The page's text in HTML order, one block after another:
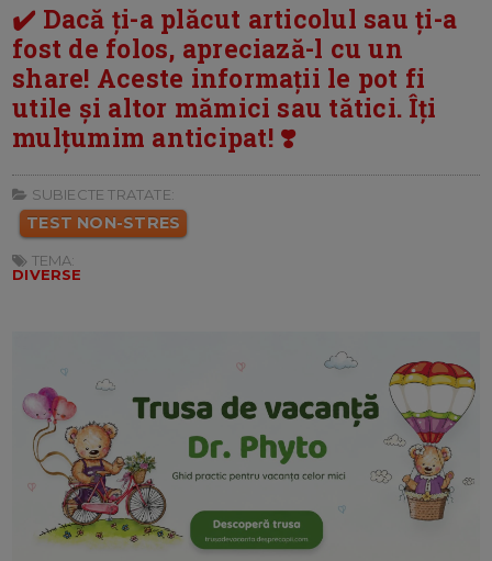
✔️ Dacă ți-a plăcut articolul sau ți-a
fost de folos, apreciază-l cu un
share! Aceste informații le pot fi
utile și altor mămici sau tătici. Îți
mulțumim anticipat! ❣️
SUBIECTE TRATATE:
TEST NON-STRES
TEMA:
DIVERSE